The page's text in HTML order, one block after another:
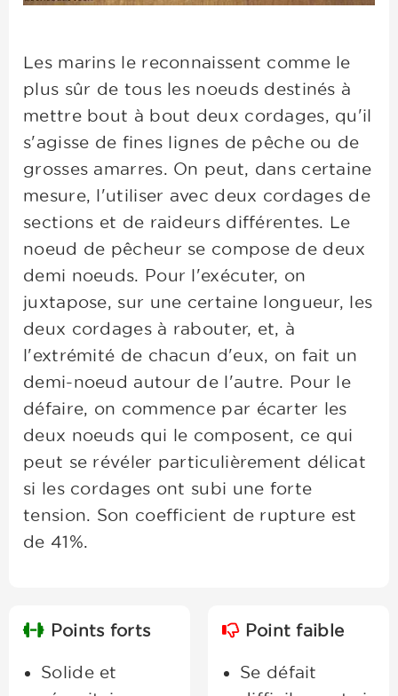
Les marins le reconnaissent comme le
plus sûr de tous les noeuds destinés à
mettre bout à bout deux cordages, qu'il
s'agisse de fines lignes de pêche ou de
grosses amarres. On peut, dans certaine
mesure, l'utiliser avec deux cordages de
sections et de raideurs différentes. Le
noeud de pêcheur se compose de deux
demi noeuds. Pour l'exécuter, on
juxtapose, sur une certaine longueur, les
deux cordages à rabouter, et, à
l'extrémité de chacun d'eux, on fait un
demi-noeud autour de l'autre. Pour le
défaire, on commence par écarter les
deux noeuds qui le composent, ce qui
peut se révéler particulièrement délicat
si les cordages ont subi une forte
tension. Son coefficient de rupture est
de 41%.
Points forts
Solide et
Point faible
Se défait